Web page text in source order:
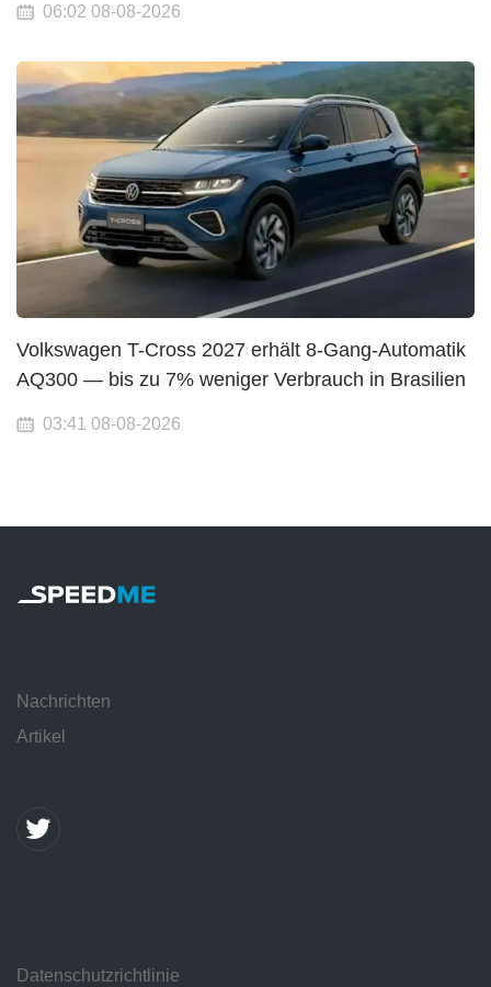
06:02 08-08-2026
Volkswagen T-Cross 2027 erhält 8-Gang-Automatik
AQ300 — bis zu 7% weniger Verbrauch in Brasilien
03:41 08-08-2026
Nachrichten
Artikel
Datenschutzrichtlinie